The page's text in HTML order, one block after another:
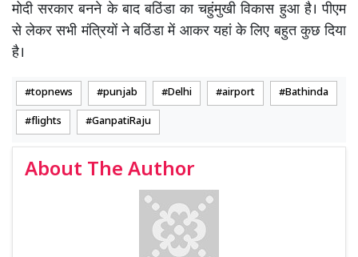
मोदी सरकार बनने के बाद बठिंडा का चहुंमुखी विकास हुआ है। पीएम
से लेकर सभी मंत्रियों ने बठिंडा में आकर यहां के लिए बहुत कुछ दिया
है।
topnews punjab Delhi airport Bathinda
flights GanpatiRaju
About The Author